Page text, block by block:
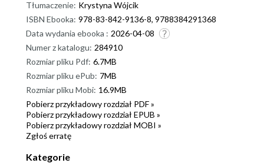
Tłumaczenie: Krystyna Wójcik
ISBN Ebooka: 978-83-842-9136-8, 9788384291368
Data wydania ebooka : 2026-04-08
Numer z katalogu: 284910
Rozmiar pliku Pdf: 6.7MB
Rozmiar pliku ePub: 7MB
Rozmiar pliku Mobi: 16.9MB
Pobierz przykładowy rozdział PDF »
Pobierz przykładowy rozdział EPUB »
Pobierz przykładowy rozdział MOBI »
Zgłoś erratę
Kategorie